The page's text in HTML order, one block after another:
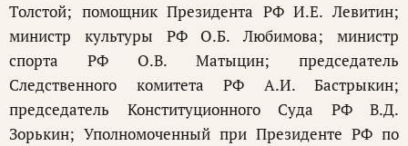
Толстой; помощник Президента РФ И.Е. Левитин;
министр культуры РФ О.Б. Любимова; министр
спорта РФ О.В. Матыцин; председатель
Следственного комитета РФ А.И. Бастрыкин;
председатель Конституционного Суда РФ В.Д.
Зорькин; Уполномоченный при Президенте РФ по